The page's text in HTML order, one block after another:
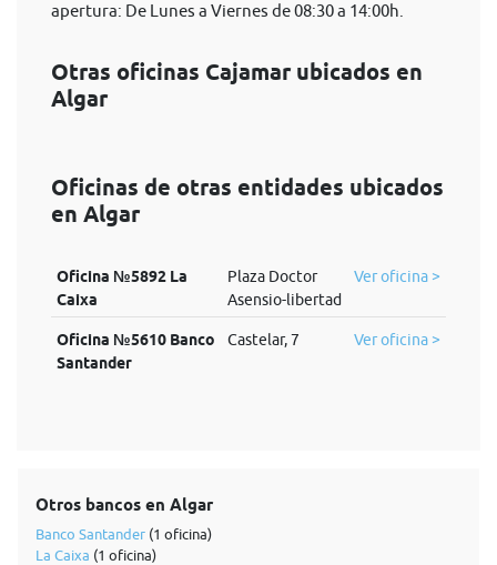
apertura: De Lunes a Viernes de 08:30 a 14:00h.
Otras oficinas Cajamar ubicados en
Algar
Oficinas de otras entidades ubicados
en Algar
Oficina №5892 La
Caixa
Plaza Doctor
Asensio-libertad
Ver oficina >
Oficina №5610 Banco
Santander
Castelar, 7 Ver oficina >
Otros bancos en Algar
Banco Santander (1 oficina)
La Caixa (1 oficina)